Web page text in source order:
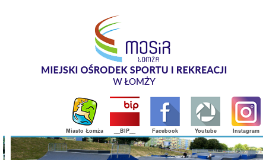
Instagram
Youtube
Facebook
__BIP__
Miasto Łomża